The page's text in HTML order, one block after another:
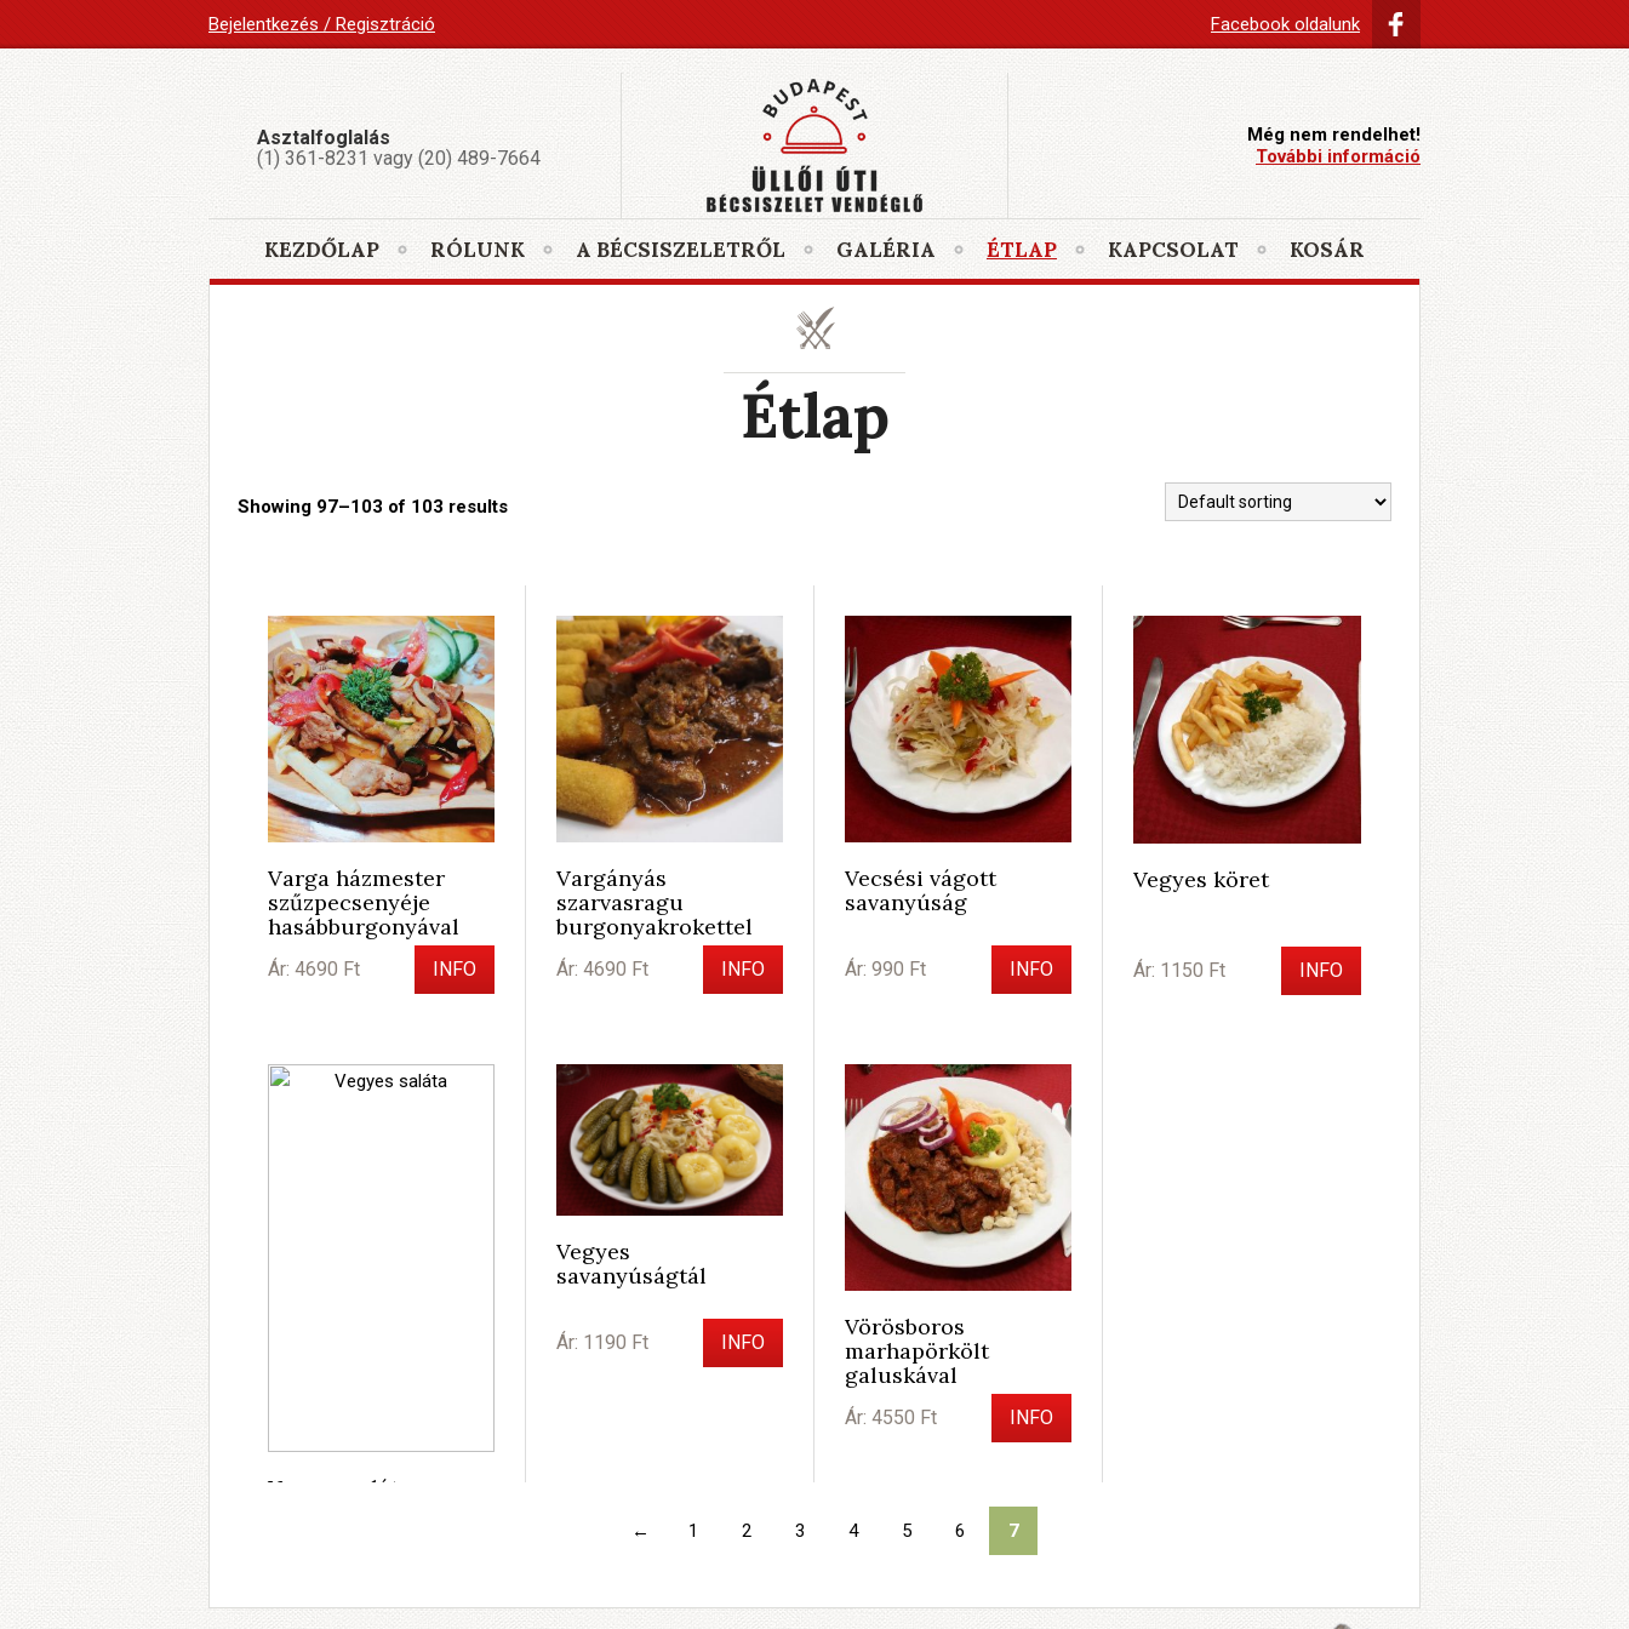
Bejelentkezés / Regisztráció Facebook oldalunk
Asztalfoglalás
(1) 361-8231 vagy (20) 489-7664
Még nem rendelhet!
További információ
KEZDŐLAP RÓLUNK A BÉCSISZELETRŐL GALÉRIA ÉTLAP KAPCSOLAT KOSÁR
Étlap
Showing 97–103 of 103 results
Varga házmester
szűzpecsenyéje
hasábburgonyával
Ár: 4690 Ft INFO
Vargányás
szarvasragu
burgonyakrokettel
Ár: 4690 Ft INFO
Vecsési vágott
savanyúság
Ár: 990 Ft INFO
Vegyes köret
Ár: 1150 Ft INFO
Vegyes saláta
Vegyes
savanyúságtál
Ár: 1190 Ft INFO
Vörösboros
marhapörkölt
galuskával
Ár: 4550 Ft INFO
← 1 2 3 4 5 6 7